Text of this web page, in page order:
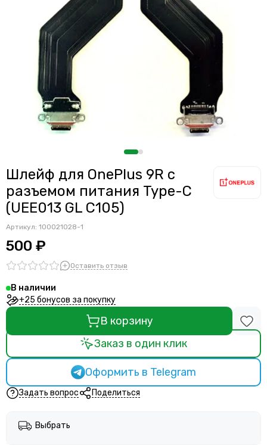
Шлейф для OnePlus 9R с
разъемом питания Type-C
(UEE013 GL C105)
Артикул: 100021028-1
500 ₽
Оставить отзыв
В наличии
+25 бонусов за покупку
В корзину
Заказ в один клик
Оформить в Telegram
Задать вопрос Поделиться
Выбрать